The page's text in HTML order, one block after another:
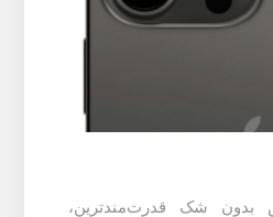
مکس بدون شک قدرت‌مند‌ترین،